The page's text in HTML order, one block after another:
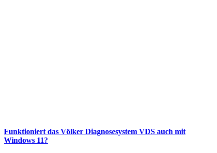
Funktioniert das Völker Diagnosesystem VDS auch mit
Windows 11?